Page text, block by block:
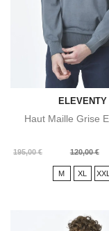
ELEVENTY
Haut Maille Grise
195,00 €
Prix
120,00 €
Prix
M XL XXL